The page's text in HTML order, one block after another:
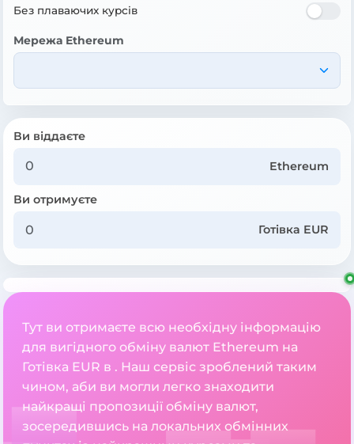
Без плаваючих курсів
Мережа Ethereum
Ви віддаєте
Ethereum
Ви отримуєте
Готівка EUR
Тут ви отримаєте всю необхідну інформацію
для вигідного обміну валют Ethereum на
Готівка EUR в . Наш сервіс зроблений таким
чином, аби ви могли легко знаходити
найкращі пропозиції обміну валют,
зосередившись на локальних обмінних